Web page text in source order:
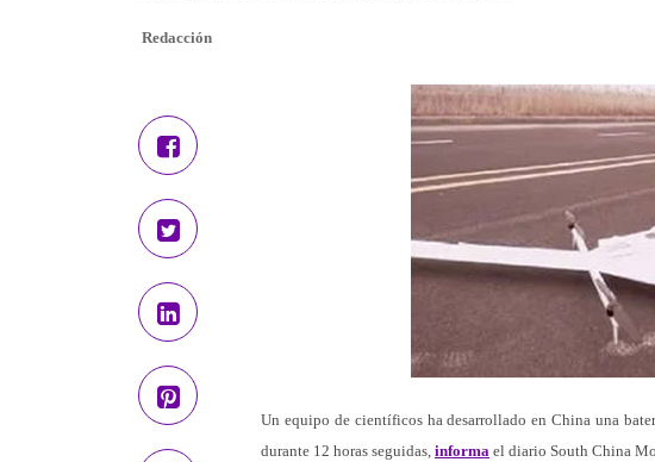
Redacción
Un equipo de científicos ha desarrollado en China una
durante 12 horas seguidas, informa el diario South China